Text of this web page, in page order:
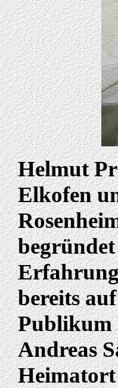
Helmut
Elkofen
bereits
Publikum
Andreas